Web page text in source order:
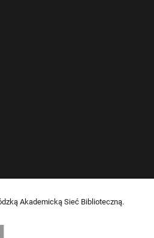
Akademicką Sieć Biblioteczną.